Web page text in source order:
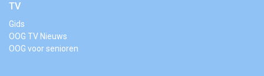
TV
Gids
OOG TV Nieuws
OOG voor senioren